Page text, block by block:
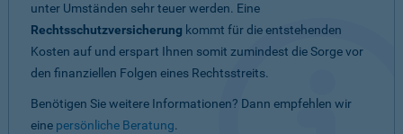
unter Umständen sehr teuer werden. Eine
Rechtsschutzversicherung kommt für die entstehenden
Kosten auf und erspart Ihnen somit zumindest die Sorge vor
den finanziellen Folgen eines Rechtsstreits.
Benötigen Sie weitere Informationen? Dann empfehlen wir
eine persönliche Beratung.